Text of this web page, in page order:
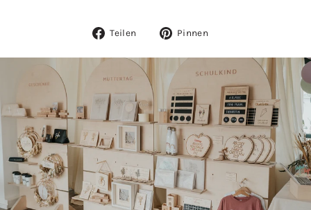
Teilen
Auf
Pinnen